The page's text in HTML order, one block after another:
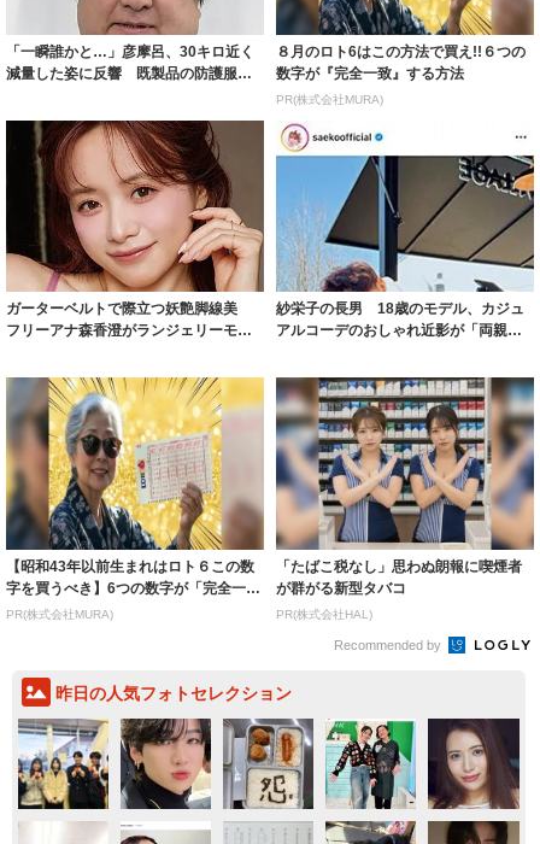
「一瞬誰かと…」彦摩呂、30キロ近く
減量した姿に反響 既製品の防護服が
８月のロト6はこの方法で買え!!６つの
数字が『完全一致』する方法
PR(株式会社MURA)
ガーターベルトで際立つ妖艶脚線美
フリーアナ森香澄がランジェリーモデ
紗栄子の長男 18歳のモデル、カジュ
アルコーデのおしゃれ近影が「両親の
【昭和43年以前生まれはロト６この数
字を買うべき】6つの数字が「完全一
致」する方...
PR(株式会社MURA)
「たばこ税なし」思わぬ朗報に喫煙者
が群がる新型タバコ
PR(株式会社HAL)
Recommended by
昨日の人気フォトセレクション